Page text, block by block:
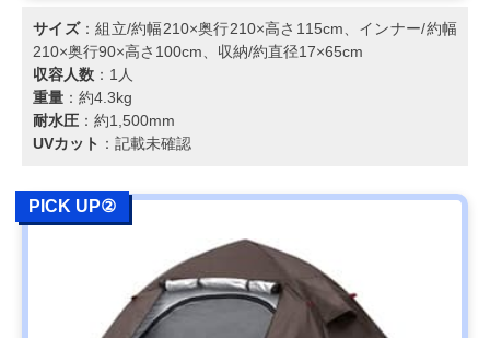
サイズ：組立/約幅210×奥行210×高さ115cm、インナー/約幅
210×奥行90×高さ100cm、収納/約直径17×65cm
収容人数 ：1人
重量 ：約4.3kg
耐水圧 ：約1,500mm
UVカット ：記載未確認
PICK UP②